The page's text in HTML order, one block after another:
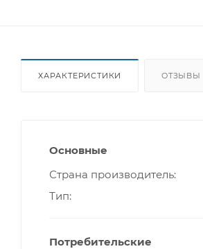
ХАРАКТЕРИСТИКИ ОТЗЫВЫ
Основные
Страна производитель
Тип
Потребительские